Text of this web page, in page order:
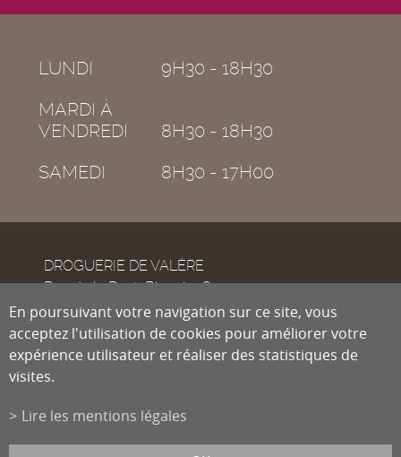
LUNDI
9H30 - 18H30
MARDI À
VENDREDI
8H30 - 18H30
SAMEDI
8H30 - 17H00
DROGUERIE DE VALÈRE
Rue de la Dent-Blanche 8
CH-1950
Sion
Tél.
info@droguiste.net
En poursuivant votre navigation sur ce site, vous
acceptez l'utilisation de cookies pour améliorer votre
expérience utilisateur et réaliser des statistiques de
visites.
Lire les mentions légales